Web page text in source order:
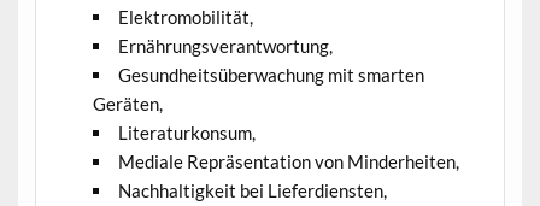
Elektromobilität,
Ernährungsverantwortung,
Gesundheitsüberwachung mit smarten
Geräten,
Literaturkonsum,
Mediale Repräsentation von Minderheiten,
Nachhaltigkeit bei Lieferdiensten,